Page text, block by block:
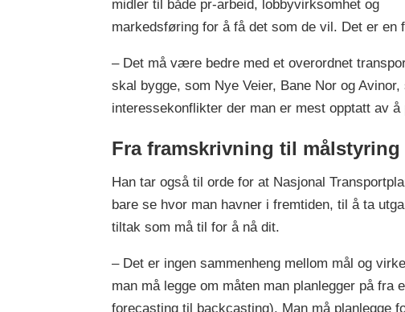
midler til både pr-arbeid, lobbyvirksomhet og
markedsføring for å få det som de vil. Det er en
– Det må være bedre med et overordnet
skal bygge, som Nye Veier, Bane Nor og
interessekonflikter der man er mest opptatt av
Fra framskrivning til målstyring
Han tar også til orde for at Nasjonal
bare se hvor man havner i fremtiden, til å ta
tiltak som må til for å nå dit.
– Det er ingen sammenheng mellom mål og
man må legge om måten man planlegger på
forecasting til backcasting). Man må planlegge